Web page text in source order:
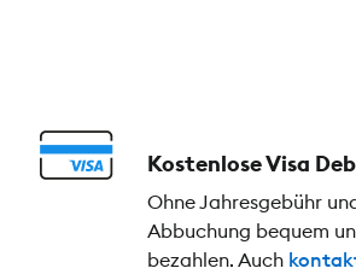
Kostenlose Visa
Ohne Jahresgebühr
Abbuchung bequem
bezahlen. Auch